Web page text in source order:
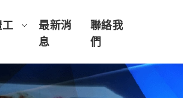
工
最新消
息
聯絡我
們